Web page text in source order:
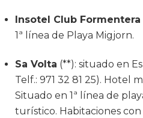
Insotel Club Formentera
1ª línea de Playa Migjorn.
Sa Volta (**): situado en
Telf.: 971 32 81 25). Hotel
Situado en 1ª línea de
turístico. Habitaciones